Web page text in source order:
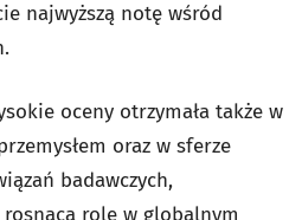
najwyższą notę wśród
oceny otrzymała także w
oraz w sferze
badawczych,
rolę w globalnym